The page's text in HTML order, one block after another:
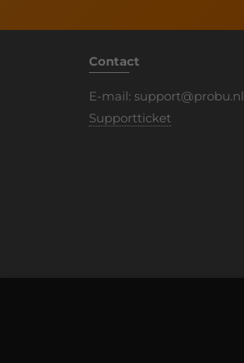
Contact
E-mail: support@probu.nl
Supportticket